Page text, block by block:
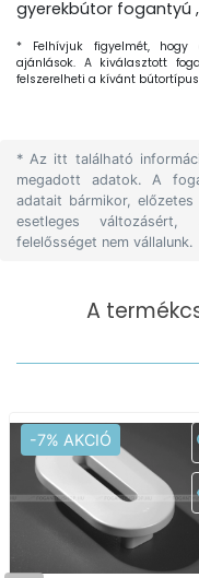
gyerekbútor fogantyú
* Felhívjuk figyelmét, hogy
ajánlások. A kiválasztott
felszerelheti a kívánt
* Az itt található
megadott adatok. A
adatait bármikor,
esetleges
felelősséget nem vállalunk.
A
-7% AKCIÓ